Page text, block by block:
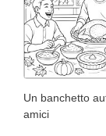
Un banchetto
amici